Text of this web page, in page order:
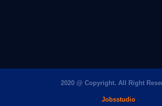
2020 @ Copyright. All Right
Jobsstudio